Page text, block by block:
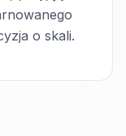
o skali.